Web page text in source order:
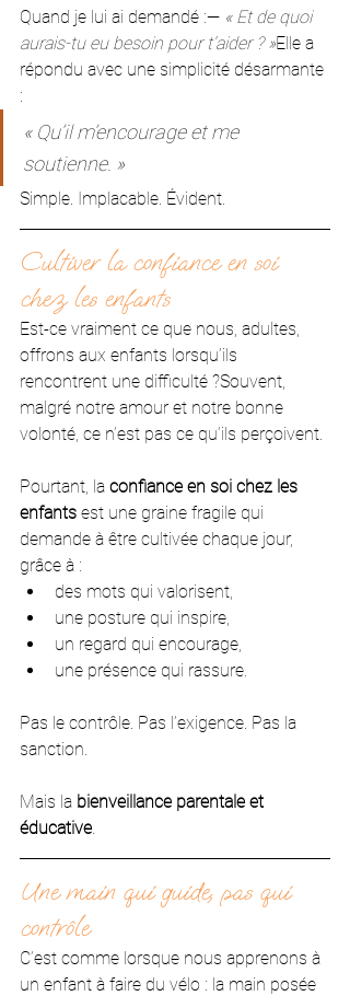
Quand je lui ai demandé :— « Et de quoi
aurais-tu eu besoin pour t’aider ? »Elle a
répondu avec une simplicité désarmante
:
« Qu’il m’encourage et me
soutienne. »
Simple. Implacable. Évident.
Cultiver la confiance en soi
chez les enfants
Est-ce vraiment ce que nous, adultes,
offrons aux enfants lorsqu’ils
rencontrent une difficulté ?Souvent,
malgré notre amour et notre bonne
volonté, ce n’est pas ce qu’ils perçoivent.
Pourtant, la confiance en soi chez les
enfants est une graine fragile qui
demande à être cultivée chaque jour,
grâce à :
des mots qui valorisent,
une posture qui inspire,
un regard qui encourage,
une présence qui rassure.
Pas le contrôle. Pas l’exigence. Pas la
sanction.
Mais la bienveillance parentale et
éducative.
Une main qui guide, pas qui
contrôle
C’est comme lorsque nous apprenons à
un enfant à faire du vélo : la main posée